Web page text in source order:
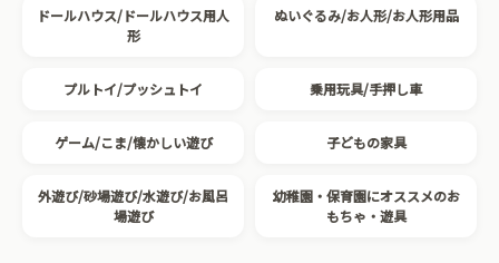
ドールハウス/ドールハウス用人
形
ぬいぐるみ/お人形/お人形用品
プルトイ/プッシュトイ 乗用玩具/手押し車
ゲーム/こま/懐かしい遊び 子どもの家具
外遊び/砂場遊び/水遊び/お風呂
場遊び
幼稚園・保育園にオススメのお
もちゃ・遊具